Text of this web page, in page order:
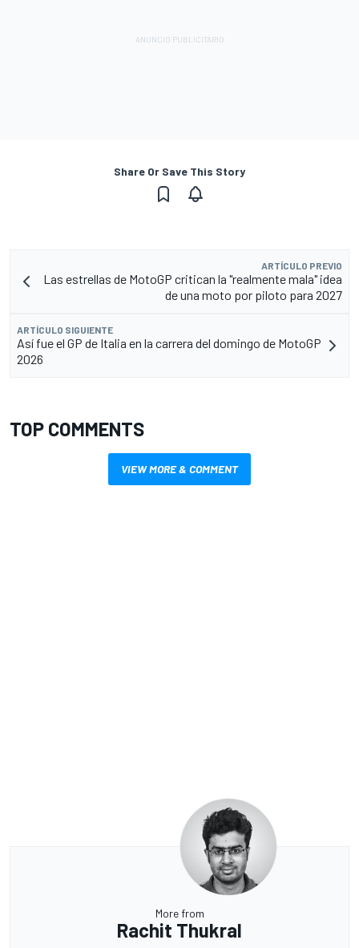
Share Or Save This Story
ARTÍCULO PREVIO
Las estrellas de MotoGP critican la "realmente mala" idea
de una moto por piloto para 2027
ARTÍCULO SIGUIENTE
Así fue el GP de Italia en la carrera del domingo de MotoGP
2026
TOP COMMENTS
VIEW MORE & COMMENT
More from
Rachit Thukral